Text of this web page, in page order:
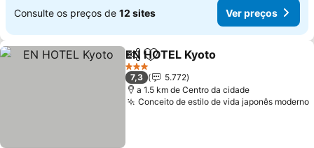
Consulte os preços de 12 sites Ver preços
PartilharAdicionar aos favoritos
EN HOTEL Kyoto
3 Estrelas
7,3
5.772
a 1.5 km de Centro da cidade
Conceito de estilo de vida japonês moderno